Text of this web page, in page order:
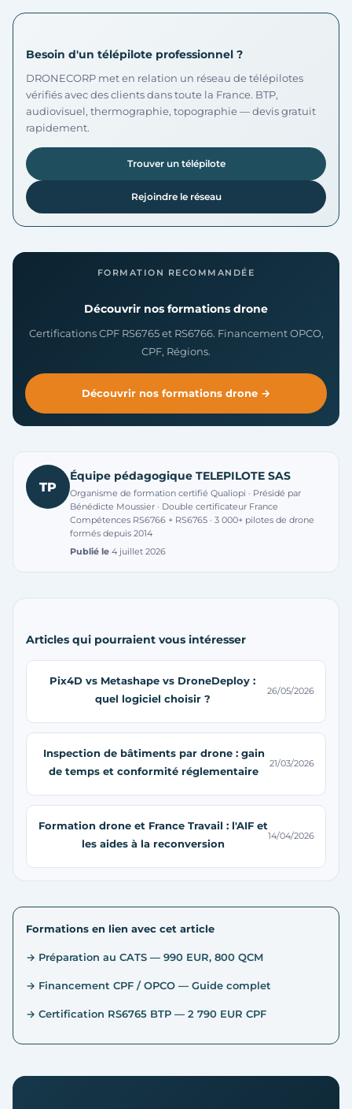
Besoin d'un télépilote professionnel ?
DRONECORP met en relation un réseau de télépilotes
vérifiés avec des clients dans toute la France. BTP,
audiovisuel, thermographie, topographie — devis gratuit
rapidement.
Trouver un télépilote
Rejoindre le réseau
FORMATION RECOMMANDÉE
Découvrir nos formations drone
Certifications CPF RS6765 et RS6766. Financement OPCO,
CPF, Régions.
Découvrir nos formations drone →
TP
Équipe pédagogique TELEPILOTE SAS
Organisme de formation certifié Qualiopi · Présidé par
Bénédicte Moussier · Double certificateur France
Compétences RS6766 + RS6765 · 3 000+ pilotes de drone
formés depuis 2014
Publié le 4 juillet 2026
Articles qui pourraient vous intéresser
Pix4D vs Metashape vs DroneDeploy :
quel logiciel choisir ?
26/05/2026
Inspection de bâtiments par drone : gain
de temps et conformité réglementaire
21/03/2026
Formation drone et France Travail : l'AIF et
les aides à la reconversion
14/04/2026
Formations en lien avec cet article
→ Préparation au CATS — 990 EUR, 800 QCM
→ Financement CPF / OPCO — Guide complet
→ Certification RS6765 BTP — 2 790 EUR CPF